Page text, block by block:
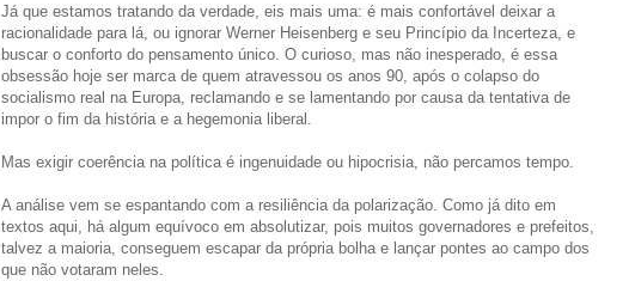
Já que estamos tratando da verdade, eis mais uma: é mais confortável deixar a
racionalidade para lá, ou ignorar Werner Heisenberg e seu Princípio da Incerteza, e
buscar o conforto do pensamento único. O curioso, mas não inesperado, é essa
obsessão hoje ser marca de quem atravessou os anos 90, após o colapso do
socialismo real na Europa, reclamando e se lamentando por causa da tentativa de
impor o fim da história e a hegemonia liberal.
Mas exigir coerência na política é ingenuidade ou hipocrisia, não percamos tempo.
A análise vem se espantando com a resiliência da polarização. Como já dito em
textos aqui, há algum equívoco em absolutizar, pois muitos governadores e prefeitos,
talvez a maioria, conseguem escapar da própria bolha e lançar pontes ao campo dos
que não votaram neles.